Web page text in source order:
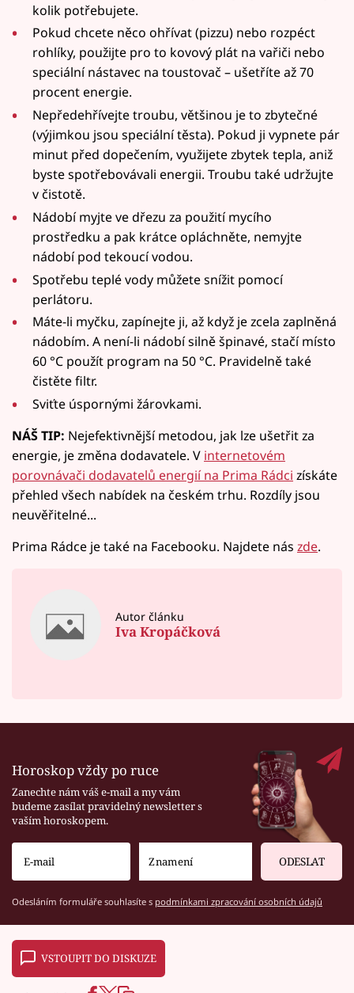
kolik potřebujete.
Pokud chcete něco ohřívat (pizzu) nebo rozpéct
rohlíky, použijte pro to kovový plát na vařiči nebo
speciální nástavec na toustovač – ušetříte až 70
procent energie.
Nepředehřívejte troubu, většinou je to zbytečné
(výjimkou jsou speciální těsta). Pokud ji vypnete pár
minut před dopečením, využijete zbytek tepla, aniž
byste spotřebovávali energii. Troubu také udržujte
v čistotě.
Nádobí myjte ve dřezu za použití mycího
prostředku a pak krátce opláchněte, nemyjte
nádobí pod tekoucí vodou.
Spotřebu teplé vody můžete snížit pomocí
perlátoru.
Máte-li myčku, zapínejte ji, až když je zcela zaplněná
nádobím. A není-li nádobí silně špinavé, stačí místo
60 °C použít program na 50 °C. Pravidelně také
čistěte filtr.
Sviťte úspornými žárovkami.
NÁŠ TIP: Nejefektivnější metodou, jak lze ušetřit za
energie, je změna dodavatele. V internetovém
porovnávači dodavatelů energií na Prima Rádci získáte
přehled všech nabídek na českém trhu. Rozdíly jsou
neuvěřitelné...
Prima Rádce je také na Facebooku. Najdete nás zde.
Autor článku
Iva Kropáčková
Horoskop vždy po ruce
Zanechte nám váš e-mail a my vám
budeme zasílat pravidelný newsletter s
vaším horoskopem.
ODESLAT
Odesláním formuláře souhlasíte s podmínkami zpracování osobních údajů
VSTOUPIT DO DISKUZE